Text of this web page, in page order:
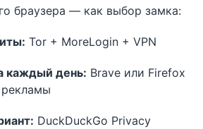
браузера — как выбор замка:
Tor + MoreLogin + VPN
каждый день: Brave или Firefox
DuckDuckGo Privacy